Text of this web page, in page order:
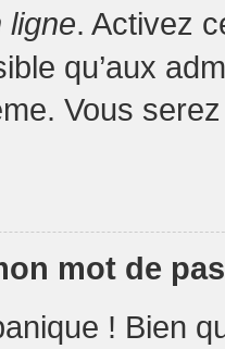
ligne. Activez
qu’aux
Vous
mot de
! Bien